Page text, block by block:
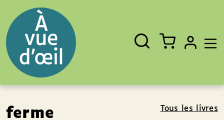
Fermer
Rechercher
un
livre,
un
auteur,
un
EAN
ferme Tous les livres